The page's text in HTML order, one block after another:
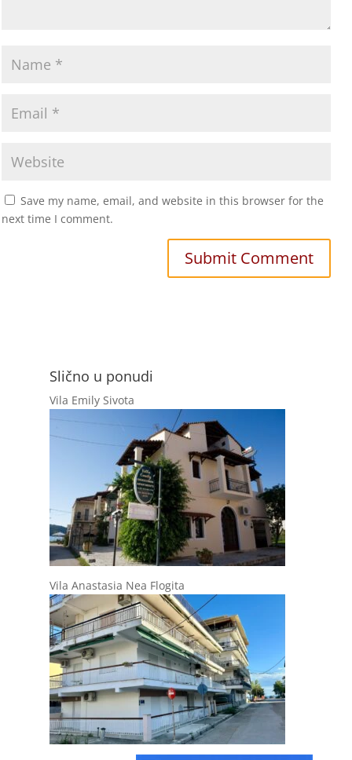
Save my name, email, and website in this browser for the
next time I comment.
Slično u ponudi
Vila Emily Sivota
Vila Anastasia Nea Flogita